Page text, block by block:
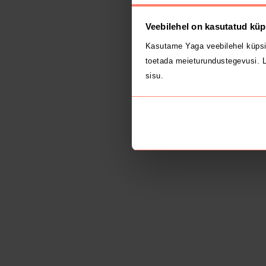
Veebilehel on kasutatud
Kasutame Yaga veebilehel
toetada meieturundustegevusi.
sisu.